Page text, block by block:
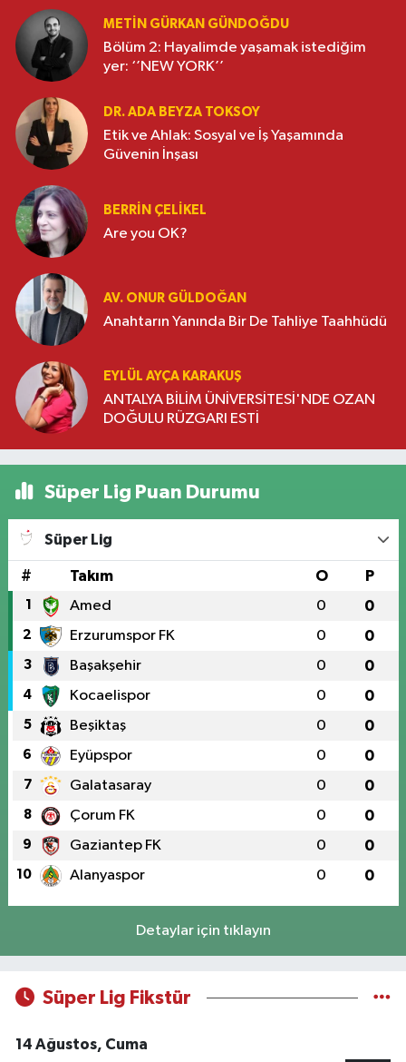
METIN GÜRKAN GÜNDOĞDU
Bölüm 2: Hayalimde yaşamak istediğim
yer: ‘’NEW YORK’’
DR. ADA BEYZA TOKSOY
Etik ve Ahlak: Sosyal ve İş Yaşamında
Güvenin İnşası
BERRIN ÇELIKEL
Are you OK?
AV. ONUR GÜLDOĞAN
Anahtarın Yanında Bir De Tahliye Taahhüdü
EYLÜL AYÇA KARAKUŞ
ANTALYA BİLİM ÜNİVERSİTESİ'NDE OZAN
DOĞULU RÜZGARI ESTİ
Süper Lig Puan Durumu
Süper Lig
# Takım O P
1 Amed 0 0
2 Erzurumspor FK 0 0
3 Başakşehir 0 0
4 Kocaelispor 0 0
5 Beşiktaş 0 0
6 Eyüpspor 0 0
7 Galatasaray 0 0
8 Çorum FK 0 0
9 Gaziantep FK 0 0
10 Alanyaspor 0 0
Detaylar için tıklayın
Süper Lig Fikstür
14 Ağustos, Cuma